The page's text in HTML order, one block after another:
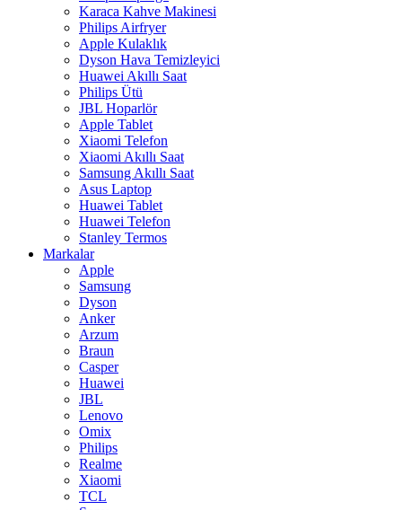
Karaca Kahve Makinesi
Philips Airfryer
Apple Kulaklık
Dyson Hava Temizleyici
Huawei Akıllı Saat
Philips Ütü
JBL Hoparlör
Apple Tablet
Xiaomi Telefon
Xiaomi Akıllı Saat
Samsung Akıllı Saat
Asus Laptop
Huawei Tablet
Huawei Telefon
Stanley Termos
Markalar
Apple
Samsung
Dyson
Anker
Arzum
Braun
Casper
Huawei
JBL
Lenovo
Omix
Philips
Realme
Xiaomi
TCL